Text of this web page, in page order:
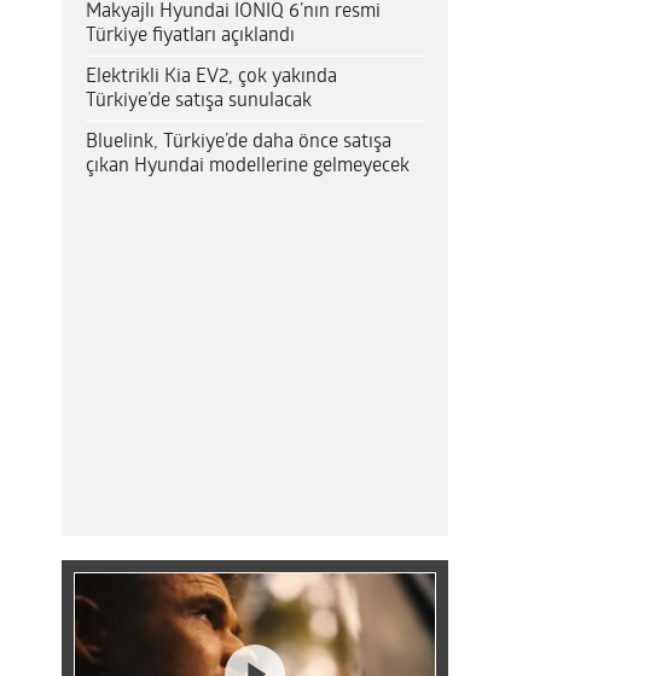
Makyajlı Hyundai IONIQ 6’nın resmi
Türkiye fiyatları açıklandı
Elektrikli Kia EV2, çok yakında
Türkiye’de satışa sunulacak
Bluelink, Türkiye’de daha önce satışa
çıkan Hyundai modellerine gelmeyecek